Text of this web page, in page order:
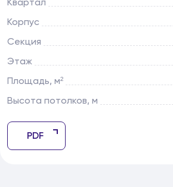
Корпус
Секция
Этаж
Площадь, м²
Высота потолков, м
PDF